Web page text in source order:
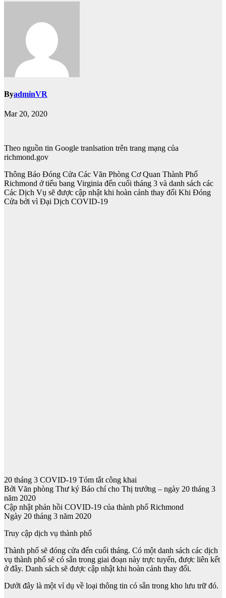
ByadminVR
Mar 20, 2020
Theo nguồn tin Google tranlsation trên trang mạng của
richmond.gov
Thông Báo Đóng Cửa Các Văn Phòng Cơ Quan Thành Phố
Richmond ở tiểu bang Virginia đến cuối tháng 3 và danh sách các
Các Dịch Vụ sẽ được cập nhật khi hoàn cảnh thay đổi Khi Đóng
Cửa bởi vì Đại Dịch COVID-19
20 tháng 3 COVID-19 Tóm tắt công khai
Bởi Văn phòng Thư ký Báo chí cho Thị trưởng – ngày 20 tháng 3
năm 2020
Cập nhật phản hồi COVID-19 của thành phố Richmond
Ngày 20 tháng 3 năm 2020
Truy cập dịch vụ thành phố
Thành phố sẽ đóng cửa đến cuối tháng. Có một danh sách các dịch
vụ thành phố sẽ có sẵn trong giai đoạn này trực tuyến, được liên kết
ở đây. Danh sách sẽ được cập nhật khi hoàn cảnh thay đổi.
Dưới đây là một ví dụ về loại thông tin có sẵn trong kho lưu trữ đó.